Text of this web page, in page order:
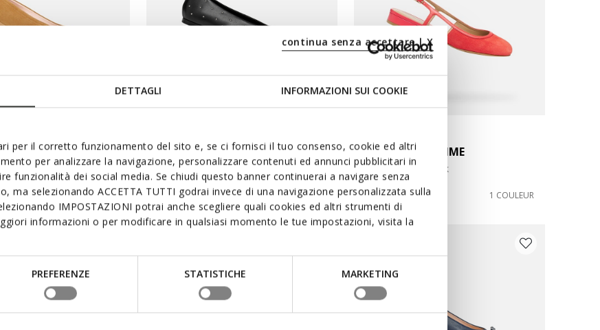
DETTAGLI INFORMAZIONI SUI COOKIE
per il corretto funzionamento del sito e, se ci fornisci il tuo consenso, cookie ed altri
per analizzare la navigazione, personalizzare contenuti ed annunci pubblicitari in
funzionalità dei social media. Se chiudi questo banner continuerai a navigare senza
ma selezionando ACCETTA TUTTI godrai invece di una navigazione personalizzata sulla
IMPOSTAZIONI potrai anche scegliere quali cookies ed altri strumenti di
informazioni o per modificare in qualsiasi momento le tue impostazioni, visita la
PREFERENZE STATISTICHE MARKETING
continua senza accettare | X
D'ÉTÉ
FEMME
daim
1 COULEUR
MARSILEA FEMME
Ballerines cloutées
€69,00
2 COULEURS
VIRNILISA B FEMME
Ballerines slingback
€69,00
1 COULEUR